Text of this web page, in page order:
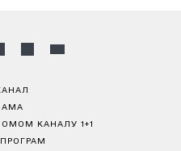
КАНАЛУ 1+1